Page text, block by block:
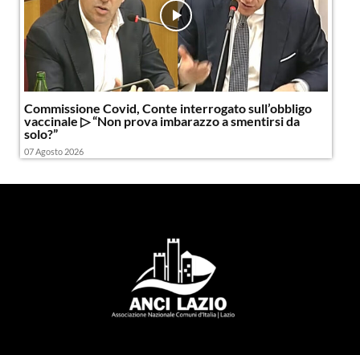
Commissione Covid, Conte interrogato sull’obbligo
vaccinale ▷ “Non prova imbarazzo a smentirsi da
solo?”
07 Agosto 2026